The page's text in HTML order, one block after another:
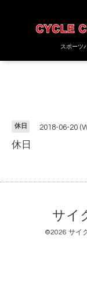
スポーツ
休日 2018-06-20
休日
サイ
©2026 サイ